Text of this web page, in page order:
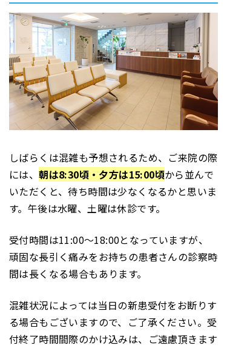
しばらくは混雑も予想されるため、ご来院の際
には、朝は8:30頃・夕方は15:00頃から並んで
いただくと、待ち時間は少なくなるかと思いま
す。午後は水曜、土曜は休診です。
受付時間は11:00～18:00となっていますが、
頑固な長引く痛みをお持ちの患者さんの診察時
間は長くなる場合もあります。
混雑状況によっては当日の新患受付をお断りす
る場合もございますので、ご了承ください。受
付終了時間間際のかけ込みは、ご遠慮頂きます